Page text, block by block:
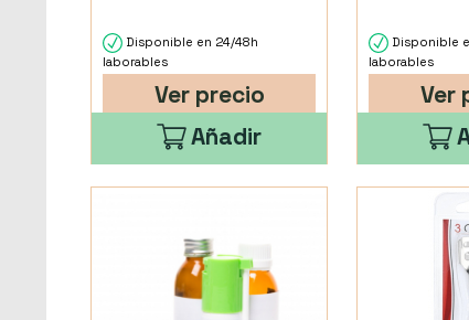
Disponible en 24/48h
laborables
Ver precio
Añadir
Disponible
laborables
Ver